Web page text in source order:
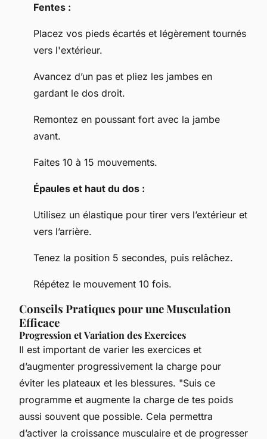
Fentes :
Placez vos pieds écartés et légèrement tournés
vers l'extérieur.
Avancez d’un pas et pliez les jambes en
gardant le dos droit.
Remontez en poussant fort avec la jambe
avant.
Faites 10 à 15 mouvements.
Épaules et haut du dos :
Utilisez un élastique pour tirer vers l’extérieur et
vers l’arrière.
Tenez la position 5 secondes, puis relâchez.
Répétez le mouvement 10 fois.
Conseils Pratiques pour une Musculation
Efficace
Progression et Variation des Exercices
Il est important de varier les exercices et
d’augmenter progressivement la charge pour
éviter les plateaux et les blessures. "Suis ce
programme et augmente la charge de tes poids
aussi souvent que possible. Cela permettra
d’activer la croissance musculaire et de progresser